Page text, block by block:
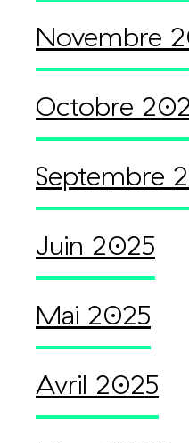
Novembre
Octobre
Septembre
Juin 2025
Mai 2025
Avril 2025